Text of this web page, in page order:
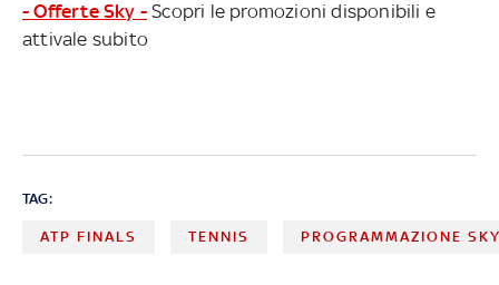
- Offerte Sky - Scopri le promozioni disponibili e
attivale subito
TAG:
ATP FINALS TENNIS PROGRAMMAZIONE